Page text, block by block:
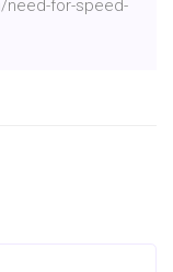
need-for-speed-